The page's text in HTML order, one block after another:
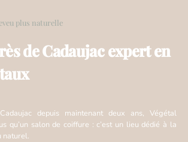
plus naturelle
de Cadaujac expert en
depuis maintenant deux ans, Végétal
qu’un salon de coiffure : c’est un lieu dédié à la
naturel.